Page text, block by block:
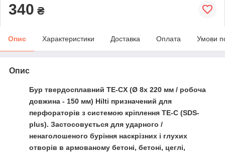
340 ₴
Опис Характеристики Доставка Оплата Умови
Опис
Бур твердосплавний TE-CX (Ø 8х 220 мм / робоча
довжина - 150 мм) Hilti призначений для
перфораторів з системою кріплення TE-C (SDS-
plus). Застосовується для ударного /
ненаголошеного буріння наскрізних і глухих
отворів в армованому бетоні, бетоні, цеглі,